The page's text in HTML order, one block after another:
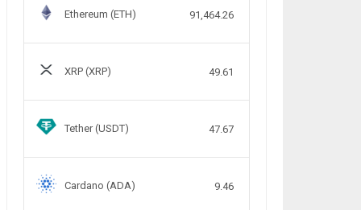
Ethereum (ETH) 91,464.26
XRP (XRP) 49.61
Tether (USDT) 47.67
Cardano (ADA) 9.46